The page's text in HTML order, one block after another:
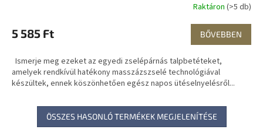
Raktáron (>5 db)
5 585 Ft BŐVEBBEN
Ismerje meg ezeket az egyedi zselépárnás talpbetéteket,
amelyek rendkívül hatékony masszázszselé technológiával
készültek, ennek köszönhetően egész napos ütéselnyelésről...
ÖSSZES HASONLÓ TERMÉKEK MEGJELENÍTÉSE